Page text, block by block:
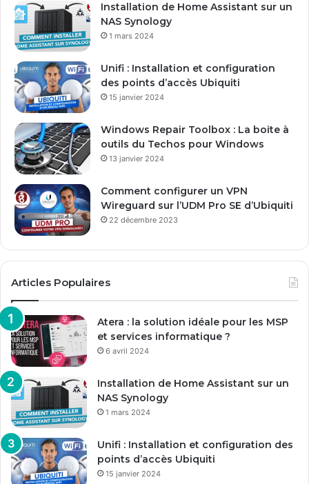
s
e
m
a
Installation de Home Assistant sur un
NAS Synology
1 mars 2024
Unifi : Installation et configuration
des points d’accès Ubiquiti
15 janvier 2024
Windows Repair Toolbox : La boite à
outils du Techos pour Windows
13 janvier 2024
Comment configurer un VPN
Wireguard sur l’UDM Pro SE d’Ubiquiti
22 décembre 2023
Articles Populaires
Atera : la solution idéale pour les MSP
et services informatique ?
6 avril 2024
Installation de Home Assistant sur un
NAS Synology
1 mars 2024
Unifi : Installation et configuration des
points d’accès Ubiquiti
15 janvier 2024